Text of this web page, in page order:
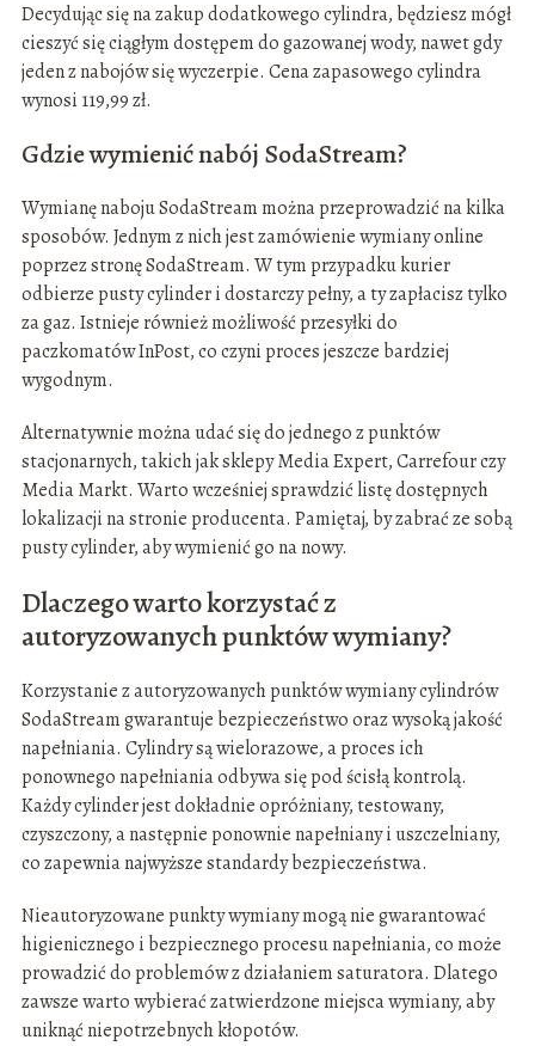
Decydując się na zakup dodatkowego cylindra, będziesz mógł
cieszyć się ciągłym dostępem do gazowanej wody, nawet gdy
jeden z nabojów się wyczerpie. Cena zapasowego cylindra
wynosi 119,99 zł.
Gdzie wymienić nabój SodaStream?
Wymianę naboju SodaStream można przeprowadzić na kilka
sposobów. Jednym z nich jest zamówienie wymiany online
poprzez stronę SodaStream. W tym przypadku kurier
odbierze pusty cylinder i dostarczy pełny, a ty zapłacisz tylko
za gaz. Istnieje również możliwość przesyłki do
paczkomatów InPost, co czyni proces jeszcze bardziej
wygodnym.
Alternatywnie można udać się do jednego z punktów
stacjonarnych, takich jak sklepy Media Expert, Carrefour czy
Media Markt. Warto wcześniej sprawdzić listę dostępnych
lokalizacji na stronie producenta. Pamiętaj, by zabrać ze sobą
pusty cylinder, aby wymienić go na nowy.
Dlaczego warto korzystać z
autoryzowanych punktów wymiany?
Korzystanie z autoryzowanych punktów wymiany cylindrów
SodaStream gwarantuje bezpieczeństwo oraz wysoką jakość
napełniania. Cylindry są wielorazowe, a proces ich
ponownego napełniania odbywa się pod ścisłą kontrolą.
Każdy cylinder jest dokładnie opróżniany, testowany,
czyszczony, a następnie ponownie napełniany i uszczelniany,
co zapewnia najwyższe standardy bezpieczeństwa.
Nieautoryzowane punkty wymiany mogą nie gwarantować
higienicznego i bezpiecznego procesu napełniania, co może
prowadzić do problemów z działaniem saturatora. Dlatego
zawsze warto wybierać zatwierdzone miejsca wymiany, aby
uniknąć niepotrzebnych kłopotów.